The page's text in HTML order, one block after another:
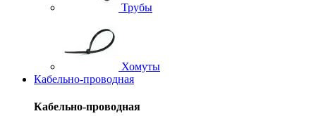
Трубы
Хомуты
Кабельно-проводная
Кабельно-проводная